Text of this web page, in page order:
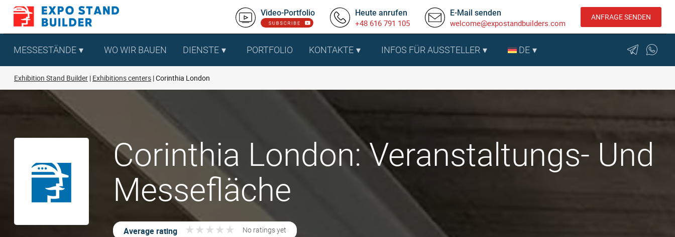
Zum
springen
Video-Portfolio Heute anrufen
+48 616 791 105
E-Mail senden
welcome@expostandbuilders.com
ANFRAGE SENDEN
MESSESTÄNDE WO WIR BAUEN DIENSTE PORTFOLIO KONTAKTE INFOS FÜR AUSSTELLER DE
Exhibition Stand Builder Exhibitions centers Corinthia London
Corinthia London: Veranstaltungs- Und
Messefläche
Average rating ★ ★ ★ ★ ★
★ ★ ★ ★ ★ No ratings yet